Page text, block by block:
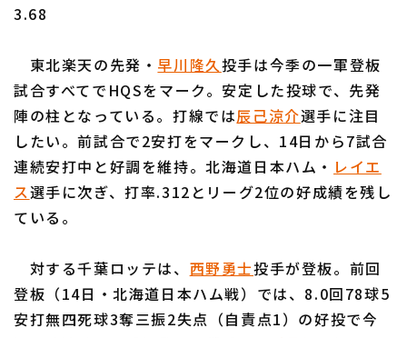
運営会社（別ウィンドウで開く） よくある質問
特定商取引法の表示 アルバイト募集 （別ウィンドウで開く
3.68
東北楽天の先発・ 早川隆久投手は今季の一軍登板
試合すべてでHQSをマーク。安定した投球で、先発
陣の柱となっている。打線では辰己涼介選手に注目
したい。前試合で2安打をマークし、14日から7試合
連続安打中と好調を維持。北海道日本ハム・ レイエ
ス選手に次ぎ、打率.312とリーグ2位の好成績を残し
ている。
対する千葉ロッテは、 西野勇士投手が登板。前回
登板（14日・北海道日本ハム戦）では、8.0回78球5
安打無四死球3奪三振2失点（自責点1）の好投で今